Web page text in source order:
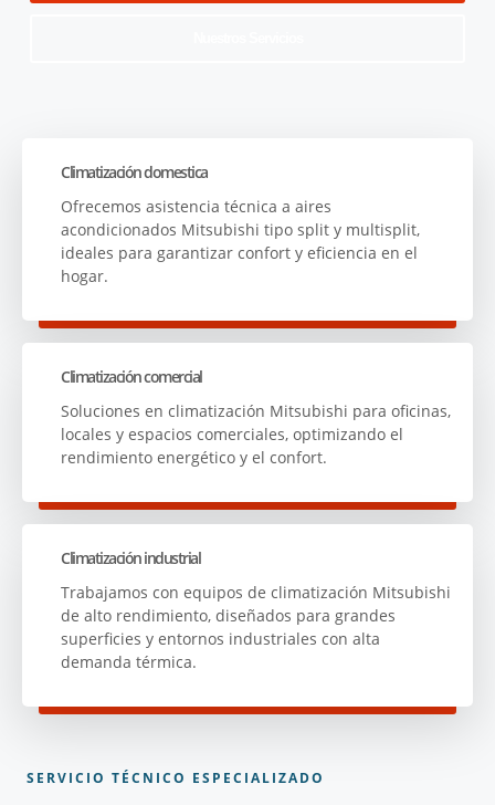
Climatización domestica
Ofrecemos asistencia técnica a aires
acondicionados Mitsubishi tipo split y multisplit,
ideales para garantizar confort y eficiencia en el
hogar.
Climatización comercial
Soluciones en climatización Mitsubishi para oficinas,
locales y espacios comerciales, optimizando el
rendimiento energético y el confort.
Climatización industrial
Trabajamos con equipos de climatización Mitsubishi
de alto rendimiento, diseñados para grandes
superficies y entornos industriales con alta
demanda térmica.
SERVICIO TÉCNICO ESPECIALIZADO